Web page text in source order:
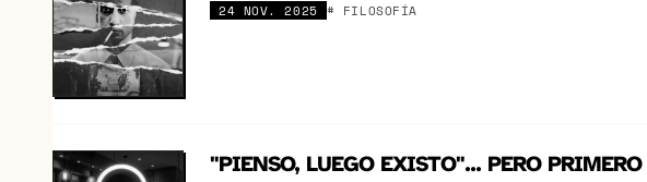
24 NOV. 2025 # FILOSOFÍA
"PIENSO, LUEGO EXISTO"... PERO